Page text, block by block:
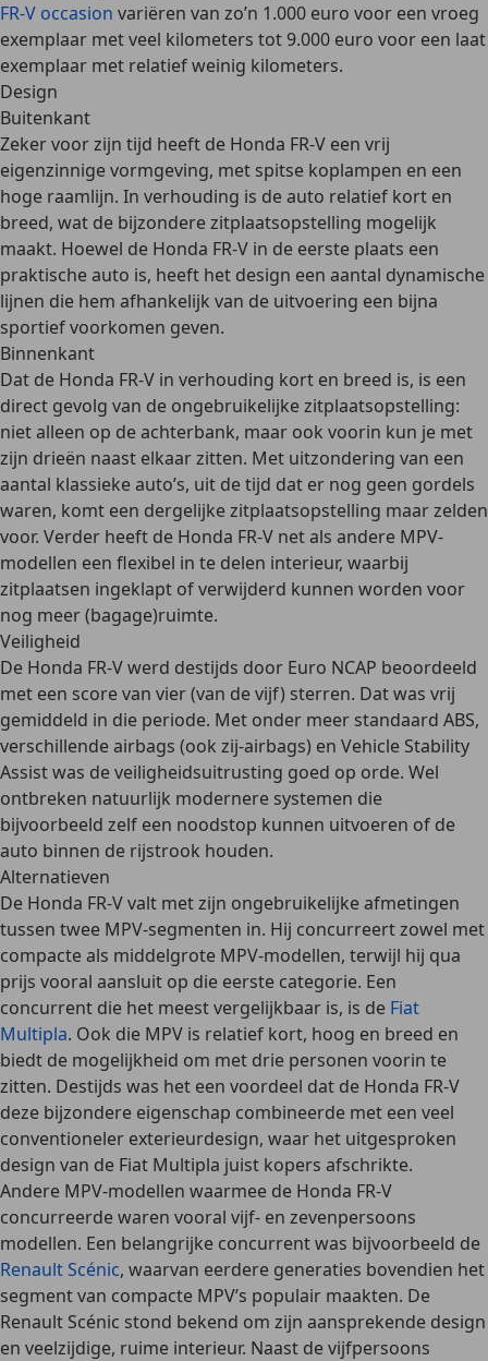
FR-V occasion variëren van zo’n 1.000 euro voor een vroeg
exemplaar met veel kilometers tot 9.000 euro voor een laat
exemplaar met relatief weinig kilometers.
Design
Buitenkant
Zeker voor zijn tijd heeft de Honda FR-V een vrij
eigenzinnige vormgeving, met spitse koplampen en een
hoge raamlijn. In verhouding is de auto relatief kort en
breed, wat de bijzondere zitplaatsopstelling mogelijk
maakt. Hoewel de Honda FR-V in de eerste plaats een
praktische auto is, heeft het design een aantal dynamische
lijnen die hem afhankelijk van de uitvoering een bijna
sportief voorkomen geven.
Binnenkant
Dat de Honda FR-V in verhouding kort en breed is, is een
direct gevolg van de ongebruikelijke zitplaatsopstelling:
niet alleen op de achterbank, maar ook voorin kun je met
zijn drieën naast elkaar zitten. Met uitzondering van een
aantal klassieke auto’s, uit de tijd dat er nog geen gordels
waren, komt een dergelijke zitplaatsopstelling maar zelden
voor. Verder heeft de Honda FR-V net als andere MPV-
modellen een flexibel in te delen interieur, waarbij
zitplaatsen ingeklapt of verwijderd kunnen worden voor
nog meer (bagage)ruimte.
Veiligheid
De Honda FR-V werd destijds door Euro NCAP beoordeeld
met een score van vier (van de vijf) sterren. Dat was vrij
gemiddeld in die periode. Met onder meer standaard ABS,
verschillende airbags (ook zij-airbags) en Vehicle Stability
Assistwas de veiligheidsuitrusting goed op orde. Wel
ontbreken natuurlijk modernere systemen die
bijvoorbeeld zelf een noodstop kunnen uitvoeren of de
auto binnen de rijstrook houden.
Alternatieven
De Honda FR-V valt met zijn ongebruikelijke afmetingen
tussen twee MPV-segmenten in. Hij concurreert zowel met
compacte als middelgrote MPV-modellen, terwijl hij qua
prijs vooral aansluit op die eerste categorie. Een
concurrent die het meest vergelijkbaar is, is de Fiat
Multipla. Ook die MPV is relatief kort, hoog en breed en
biedt de mogelijkheid om met drie personen voorin te
zitten. Destijds was het een voordeel dat de Honda FR-V
deze bijzondere eigenschap combineerde met een veel
conventioneler exterieurdesign, waar het uitgesproken
design van de Fiat Multipla juist kopers afschrikte.
Andere MPV-modellen waarmee de Honda FR-V
concurreerde waren vooral vijf- en zevenpersoons
modellen. Een belangrijke concurrent was bijvoorbeeld de
Renault Scénic, waarvan eerdere generaties bovendien het
segment van compacte MPV’s populair maakten. De
Renault Scénic stond bekend om zijn aansprekende design
en veelzijdige, ruime interieur. Naast de vijfpersoons